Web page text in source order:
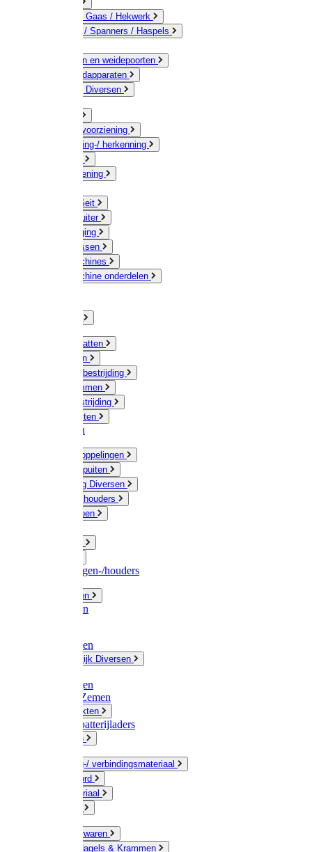
Geleiders / Gaas / Hekwerk
Verbinders / Spanners / Haspels
Doorgangen en weidepoorten
Schrikdraadapparaten
Afrastering Diversen
Drinkwatervoorziening
Veemarkering-/ herkenning
Voervoorziening
Schaap / Geit
Paard & Ruiter
Veeverzorging
Scheermessen
Scheermachines
Scheermachine onderdelen
Muizen / Ratten
Drukspuiten
Ongediertebestrijding
Mollenklemmen
Onkruidbestrijding
Vliegenkasten
Meststoffen
Messing koppelingen
Gieters / Spuiten
Besproeiing Diversen
Slangen & houders
Waterpompen
Slangenwagen-/houders
Olie / Vetten
Chemicalien
Plasticzakken
Huishoudelijk Diversen
Zaksluitingen
Sponzen / Zemen
Zeepprodukten
Batterij & batterijladers
Zaklampen
Verpakking-/ verbindingsmateriaal
Touw / Koord
Afdekmateriaal
Kleine ijzerwaren
Spijkers, Nagels & Krammen